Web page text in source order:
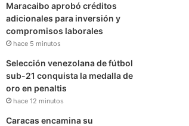
Maracaibo aprobó créditos
adicionales para inversión y
compromisos laborales
hace 5 minutos
Selección venezolana de fútbol
sub-21 conquista la medalla de
oro en penaltis
hace 12 minutos
Caracas encamina su